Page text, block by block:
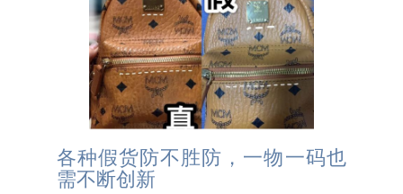
各种假货防不胜防，一物一码也
需不断创新